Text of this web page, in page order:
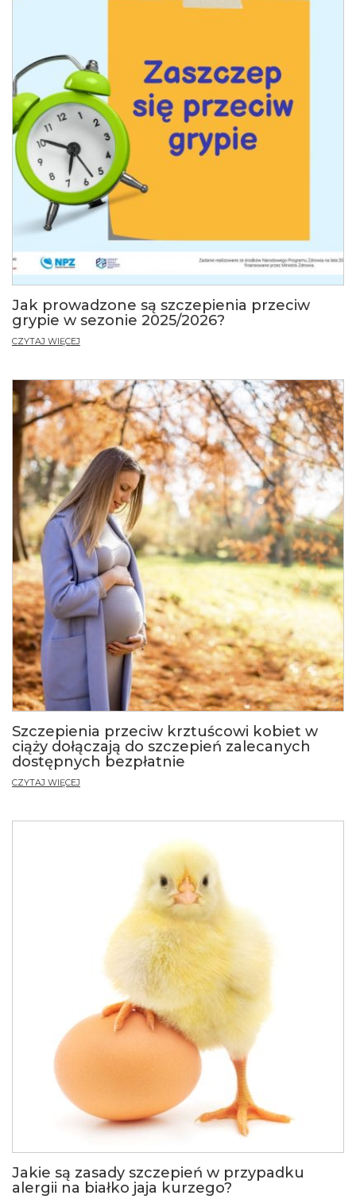
Jak prowadzone są szczepienia przeciw
grypie w sezonie 2025/2026?
CZYTAJ WIĘCEJ
Szczepienia przeciw krztuścowi kobiet w
ciąży dołączają do szczepień zalecanych
dostępnych bezpłatnie
CZYTAJ WIĘCEJ
Jakie są zasady szczepień w przypadku
alergii na białko jaja kurzego?